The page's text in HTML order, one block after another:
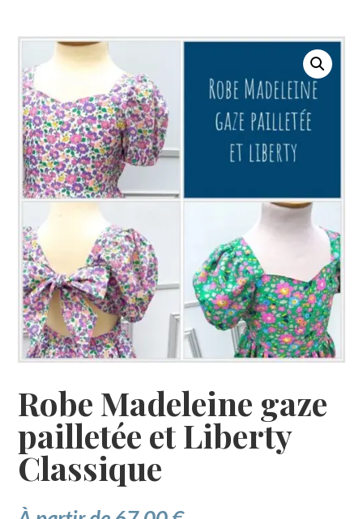
Robe Madeleine gaze
pailletée et Liberty
Classique